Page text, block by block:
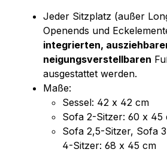
Jeder Sitzplatz (außer
Openends und
integrierten,
neigungsverstellbaren
ausgestattet werden.
Maße:
Sessel: 42 x 42 cm
Sofa 2-Sitzer: 60 x 45
Sofa 2,5-Sitzer, Sofa
4-Sitzer: 68 x 45 cm